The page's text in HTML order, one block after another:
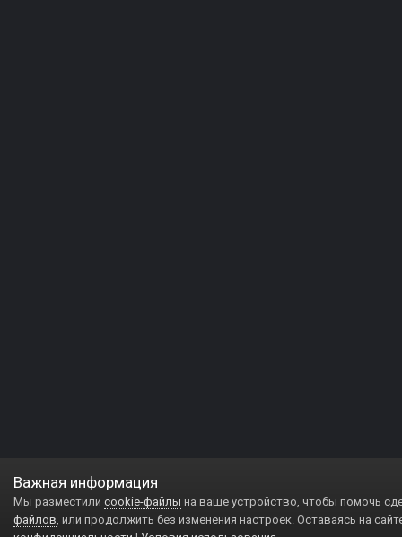
Важная информация
Мы разместили cookie-файлы на ваше устройство, чтобы помочь
файлов, или продолжить без изменения настроек. Оставаясь на